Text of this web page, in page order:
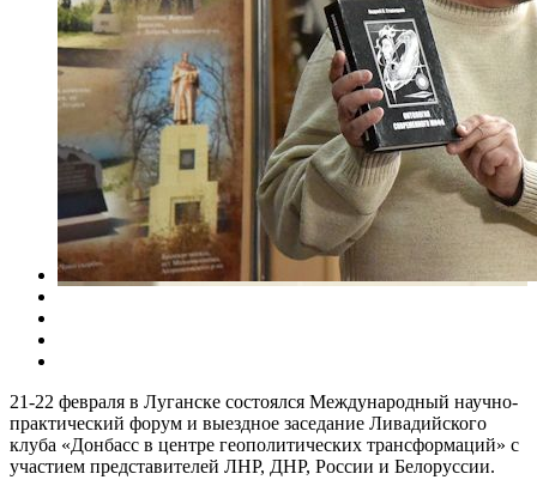
21-22 февраля в Луганске состоялся Международный научно-
практический форум и выездное заседание Ливадийского
клуба «Донбасс в центре геополитических трансформаций» с
участием представителей ЛНР, ДНР, России и Белоруссии.